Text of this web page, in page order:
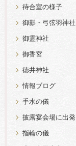
待合室の様子
御影・弓弦羽神社
御霊神社
御香宮
徳井神社
情報ブログ
手水の儀
披露宴会場に出発
指輪の儀